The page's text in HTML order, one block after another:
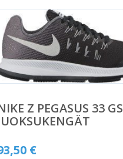
Z PEGASUS 33 GS
€